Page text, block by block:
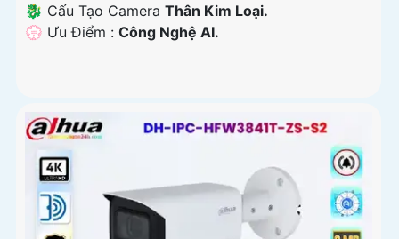
🐉️ Cấu Tạo Camera Thân Kim Loại.
️💮 Ưu Điểm : Công Nghệ AI.